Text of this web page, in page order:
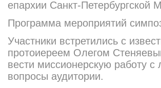
епархии Санкт-Петербургской
Программа мероприятий
Участники встретились с
протоиереем Олегом
вести миссионерскую работу
вопросы аудитории.